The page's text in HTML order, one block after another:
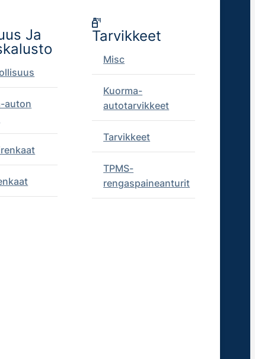
Ja
auton
Tarvikkeet
Misc
Kuorma-
autotarvikkeet
Tarvikkeet
TPMS-
rengaspaineanturit